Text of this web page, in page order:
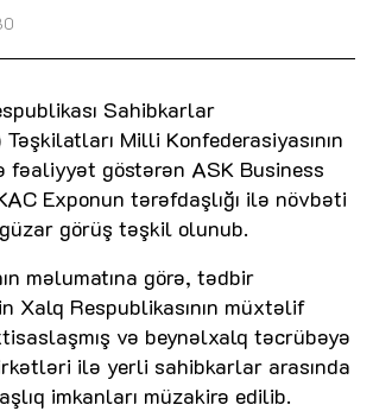
Sahibkarlar
Milli Konfederasiyasının
fəaliyyət göstərən ASK Business
Exponun tərəfdaşlığı ilə növbəti
görüş təşkil olunub.
məlumatına görə, tədbir
Xalq Respublikasının müxtəlif
və beynəlxalq təcrübəyə
ilə yerli sahibkarlar arasında
imkanları müzakirə edilib.